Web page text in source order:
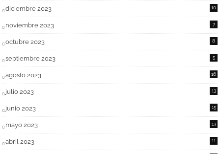
diciembre 2023 10
noviembre 2023 7
octubre 2023 8
septiembre 2023 5
agosto 2023 16
julio 2023 13
junio 2023 15
mayo 2023 13
abril 2023 11